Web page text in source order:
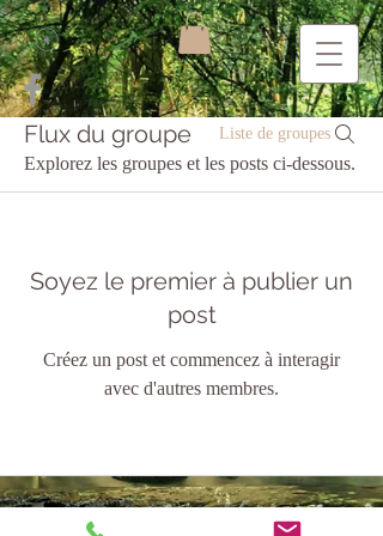
Flux du groupe Liste de groupes
Explorez les groupes et les posts ci-dessous.
Soyez le premier à publier un
post
Créez un post et commencez à interagir
avec d'autres membres.